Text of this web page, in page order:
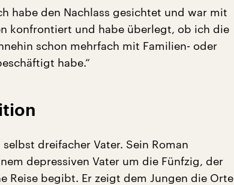
habe den Nachlass gesichtet und war mit
konfrontiert und habe überlegt, ob ich die
schon mehrfach mit Familien- oder
habe.“
dreifacher Vater. Sein Roman
depressiven Vater um die Fünfzig, der
Reise begibt. Er zeigt dem Jungen die Orte